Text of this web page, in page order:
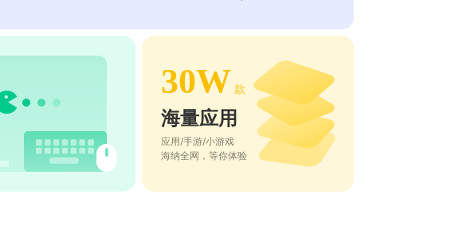
30W 款
海量应用
应用/手游/小游戏
海纳全网，等你体验